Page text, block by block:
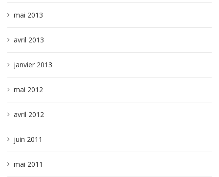
mai 2013
avril 2013
janvier 2013
mai 2012
avril 2012
juin 2011
mai 2011